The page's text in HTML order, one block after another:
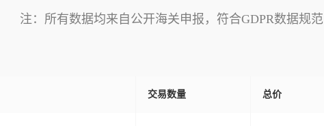
注：所有数据均来自公开海关申报，符合GDPR数据规范
交易数量 总价